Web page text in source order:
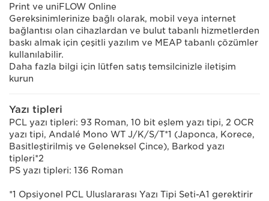
Print ve uniFLOW Online
Gereksinimlerinize bağlı olarak, mobil veya internet
bağlantısı olan cihazlardan ve bulut tabanlı hizmetlerden
baskı almak için çeşitli yazılım ve MEAP tabanlı çözümler
kullanılabilir.
Daha fazla bilgi için lütfen satış temsilcinizle iletişim
kurun
Yazı tipleri
PCL yazı tipleri: 93 Roman, 10 bit eşlem yazı tipi, 2 OCR
yazı tipi, Andalé Mono WT J/K/S/T*1 (Japonca, Korece,
Basitleştirilmiş ve Geleneksel Çince), Barkod yazı
tipleri*2
PS yazı tipleri: 136 Roman
*1 Opsiyonel PCL Uluslararası Yazı Tipi Seti-A1 gerektirir